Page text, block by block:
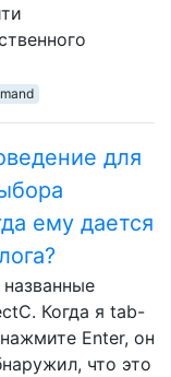
для
ему дается
Когда я tab-
Enter, он
что это